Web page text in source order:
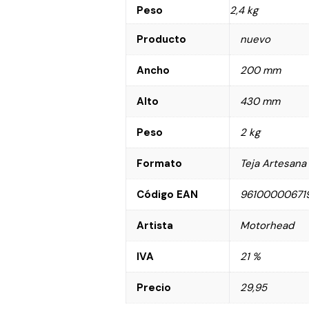
Peso 2,4 kg
Producto nuevo
Ancho 200 mm
Alto 430 mm
Peso 2 kg
Formato Teja Artesana
Código EAN
Artista Motorhead
IVA 21 %
Precio 29,95